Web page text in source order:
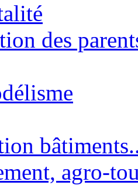
des
agro-